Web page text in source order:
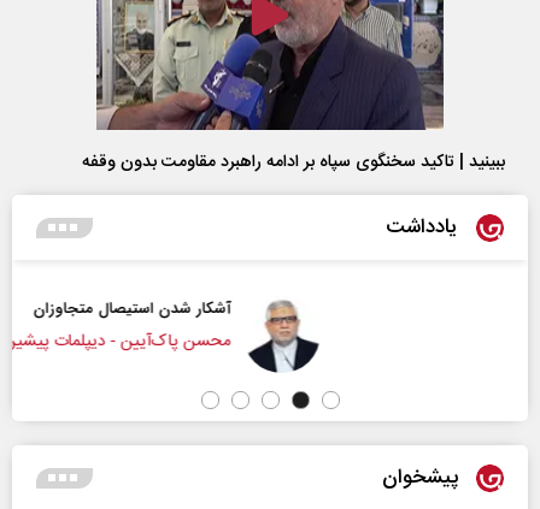
ببینید | تاکید سخنگوی سپاه بر ادامه راهبرد مقاومت بدون وقفه
یادداشت
آشکار شدن استیصال متجاوزان
محسن پاک‌آیین - دیپلمات پیشین
پیشخوان